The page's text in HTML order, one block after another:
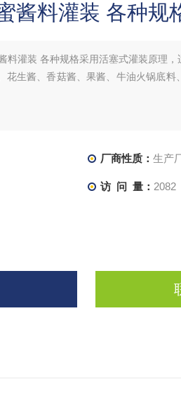
酱料灌装 各种规
料灌装 各种规格采用活塞式灌装原理，
花生酱、香菇酱、果酱、牛油火锅底料
厂商性质： 生产
访 问 量： 2082